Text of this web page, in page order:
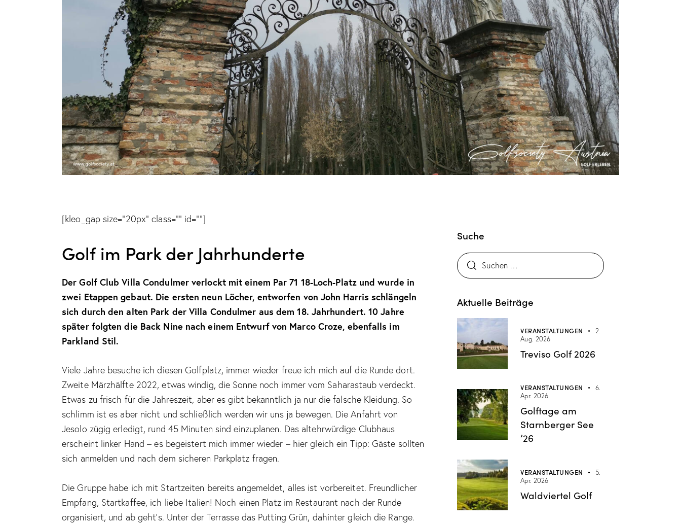
[kleo_gap size=”20px” class=”” id=””]
Golf im Park der Jahrhunderte
Der Golf Club Villa Condulmer verlockt mit einem Par 71 18-Loch-Platz und wurde in
zwei Etappen gebaut. Die ersten neun Löcher, entworfen von John Harris schlängeln
sich durch den alten Park der Villa Condulmer aus dem 18. Jahrhundert. 10 Jahre
später folgten die Back Nine nach einem Entwurf von Marco Croze, ebenfalls im
Parkland Stil.
Viele Jahre besuche ich diesen Golfplatz, immer wieder freue ich mich auf die Runde dort.
Zweite Märzhälfte 2022, etwas windig, die Sonne noch immer vom Saharastaub verdeckt.
Etwas zu frisch für die Jahreszeit, aber es gibt bekanntlich ja nur die falsche Kleidung. So
schlimm ist es aber nicht und schließlich werden wir uns ja bewegen. Die Anfahrt von
Jesolo zügig erledigt, rund 45 Minuten sind einzuplanen. Das altehrwürdige Clubhaus
erscheint linker Hand – es begeistert mich immer wieder – hier gleich ein Tipp: Gäste sollten
sich anmelden und nach dem sicheren Parkplatz fragen.
Die Gruppe habe ich mit Startzeiten bereits angemeldet, alles ist vorbereitet. Freundlicher
Empfang, Startkaffee, ich liebe Italien! Noch einen Platz im Restaurant nach der Runde
organisiert, und ab geht’s. Unter der Terrasse das Putting Grün, dahinter gleich die Range.
Suche
Aktuelle Beiträge
VERANSTALTUNGEN
2.
Aug. 2026
Treviso Golf 2026
VERANSTALTUNGEN
6.
Apr. 2026
Golftage am
Starnberger See
’26
VERANSTALTUNGEN
5.
Apr. 2026
Waldviertel Golf